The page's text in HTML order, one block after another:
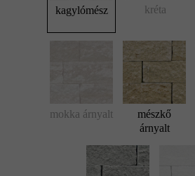
kagylómész kréta
mokka árnyalt
mészkő
árnyalt